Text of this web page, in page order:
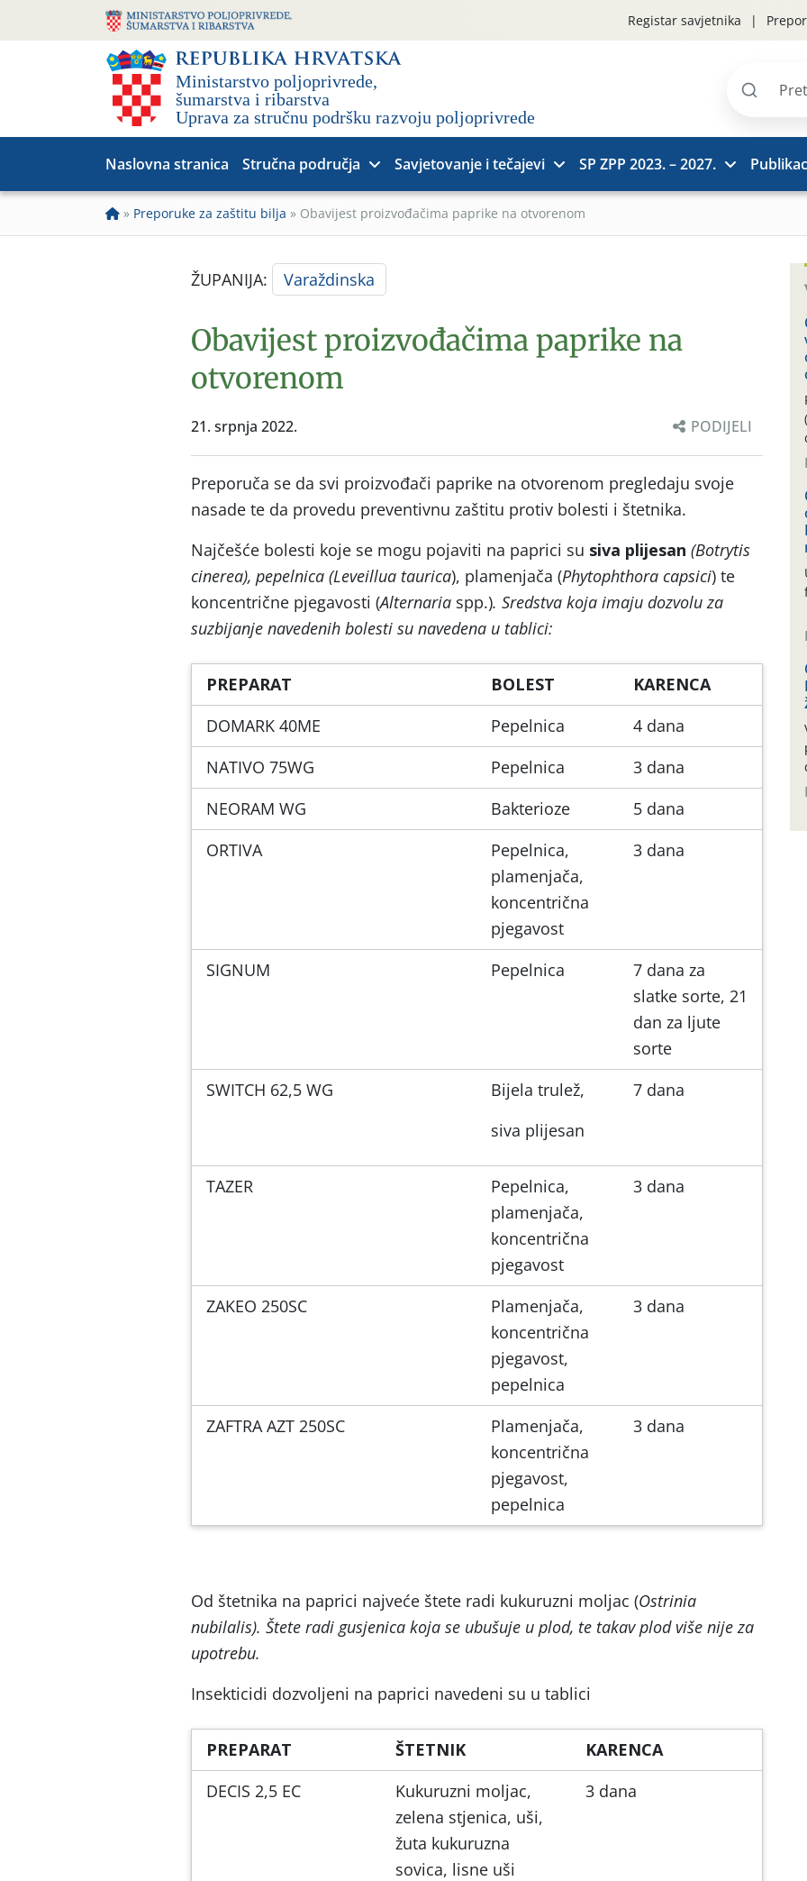
Registar savjetnika
Pretraži
Naslovna stranica Stručna područja Savjetovanje i tečajevi SP ZPP 2023. – 2027.
» Preporuke za zaštitu bilja » Obavijest proizvođačima paprike na otvorenom
ŽUPANIJA: Varaždinska
Obavijest proizvođačima paprike na
otvorenom
21. srpnja 2022. PODIJELI
Preporuča se da svi proizvođači paprike na otvorenom pregledaju svoje
nasade te da provedu preventivnu zaštitu protiv bolesti i štetnika.
Najčešće bolesti koje se mogu pojaviti na paprici su siva plijesan (Botrytis
cinerea), pepelnica (Leveillua taurica), plamenjača (Phytophthora capsici) te
koncentrične pjegavosti (Alternaria spp.). Sredstva koja imaju dozvolu za
suzbijanje navedenih bolesti su navedena u tablici:
PREPARAT BOLEST
KARENCA
DOMARK 40ME
Pepelnica
4 dana
NATIVO 75WG
Pepelnica
3 dana
NEORAM WG
Bakterioze
5 dana
ORTIVA
Pepelnica,
plamenjača,
koncentrična
pjegavost
3 dana
SIGNUM Pepelnica
7 dana za
slatke sorte, 21
dan za ljute
sorte
SWITCH 62,5 WG
Bijela trulež,
siva plijesan
7 dana
TAZER
Pepelnica,
plamenjača,
koncentrična
pjegavost
3 dana
ZAKEO 250SC
Plamenjača,
koncentrična
pjegavost,
pepelnica
3 dana
ZAFTRA AZT 250SC
Plamenjača,
koncentrična
pjegavost,
pepelnica
3 dana
Od štetnika na paprici najveće štete radi kukuruzni moljac (Ostrinia
nubilalis). Štete radi gusjenica koja se ubušuje u plod, te takav plod više nije za
upotrebu.
Insekticidi dozvoljeni na paprici navedeni su u tablici
PREPARAT ŠTETNIK
KARENCA
DECIS 2,5 EC
Kukuruzni moljac,
zelena stjenica, uši,
žuta kukuruzna
sovica, lisne uši
3 dana